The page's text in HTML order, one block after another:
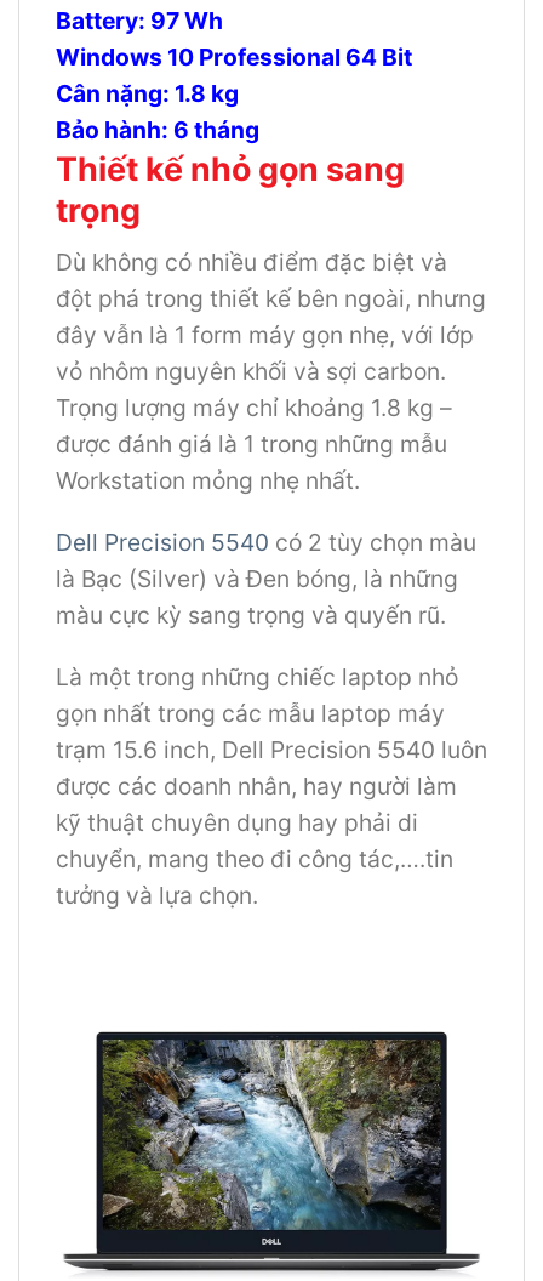
Battery: 97 Wh
Windows 10 Professional 64 Bit
Cân nặng: 1.8 kg
Bảo hành: 6 tháng
Thiết kế nhỏ gọn sang
trọng
Dù không có nhiều điểm đặc biệt và
đột phá trong thiết kế bên ngoài, nhưng
đây vẫn là 1 form máy gọn nhẹ, với lớp
vỏ nhôm nguyên khối và sợi carbon.
Trọng lượng máy chỉ khoảng 1.8 kg –
được đánh giá là 1 trong những mẫu
Workstation mỏng nhẹ nhất.
Dell Precision 5540 có 2 tùy chọn màu
là Bạc (Silver) và Đen bóng, là những
màu cực kỳ sang trọng và quyến rũ.
Là một trong những chiếc laptop nhỏ
gọn nhất trong các mẫu laptop máy
trạm 15.6 inch, Dell Precision 5540 luôn
được các doanh nhân, hay người làm
kỹ thuật chuyên dụng hay phải di
chuyển, mang theo đi công tác,….tin
tưởng và lựa chọn.